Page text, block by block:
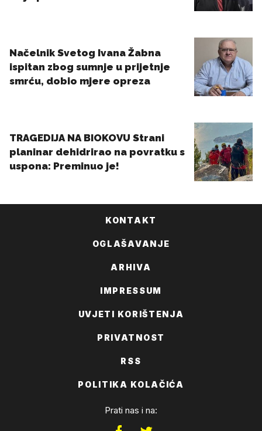
KONTAKT
OGLAŠAVANJE
ARHIVA
IMPRESSUM
UVJETI KORIŠTENJA
PRIVATNOST
RSS
POLITIKA KOLAČIĆA
Prati nas i na: